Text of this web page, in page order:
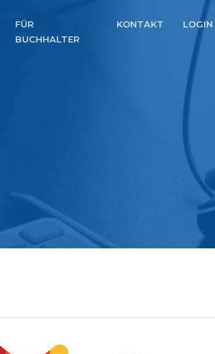
FÜR
BUCHHALTER
KONTAKT LOGIN